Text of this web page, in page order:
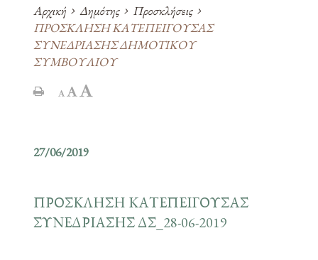
Αρχική Δημότης
Προσκλήσεις
ΠΡΟΣΚΛΗΣΗ ΚΑΤΕΠΕΙΓΟΥΣΑΣ
ΣΥΝΕΔΡΙΑΣΗΣ ΔΗΜΟΤΙΚΟΥ
ΣΥΜΒΟΥΛΙΟΥ
27/06/2019
ΠΡΟΣΚΛΗΣΗ ΚΑΤΕΠΕΙΓΟΥΣΑΣ
ΣΥΝΕΔΡΙΑΣΗΣ ΔΣ_28-06-2019